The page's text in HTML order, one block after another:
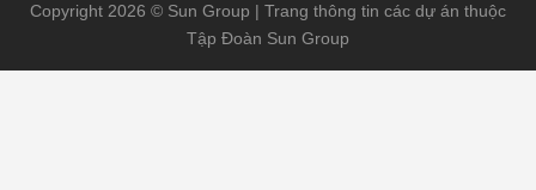
Copyright 2026 © Sun Group | Trang thông tin các dự án thuộc
Tập Đoàn Sun Group